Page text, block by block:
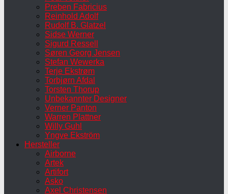
Preben Fabricius
Reinhold Adolf
Rudolf B. Glatzel
Sidse Werner
Sigurd Ressell
Søren Georg Jensen
Stefan Wewerka
Terje Ekstrøm
Torbjørn Afdal
Torsten Thorup
Unbekannter Designer
Verner Panton
Warren Plattner
Willy Guhl
Yngve Ekström
Hersteller
Airborne
Artek
Artifort
Asko
Axel Christensen